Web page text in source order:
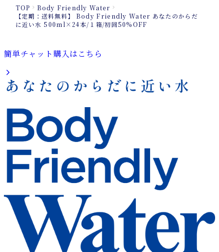
TOP
Body Friendly Water
【定期：送料無料】 Body Friendly Water あなたのからだ
に近い水 500ml×24本/１箱/初回50%OFF
簡単チャット購入はこちら